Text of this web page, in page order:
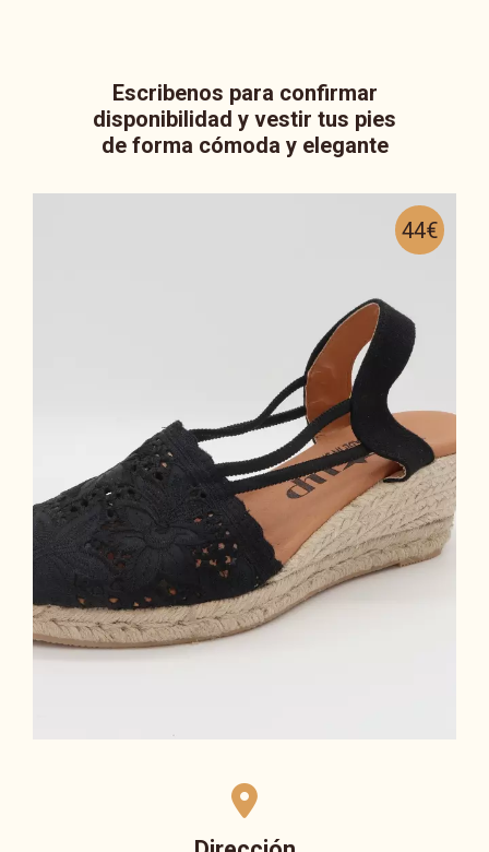
Escribenos para confirmar
disponibilidad y vestir tus pies
de forma cómoda y elegante
44€